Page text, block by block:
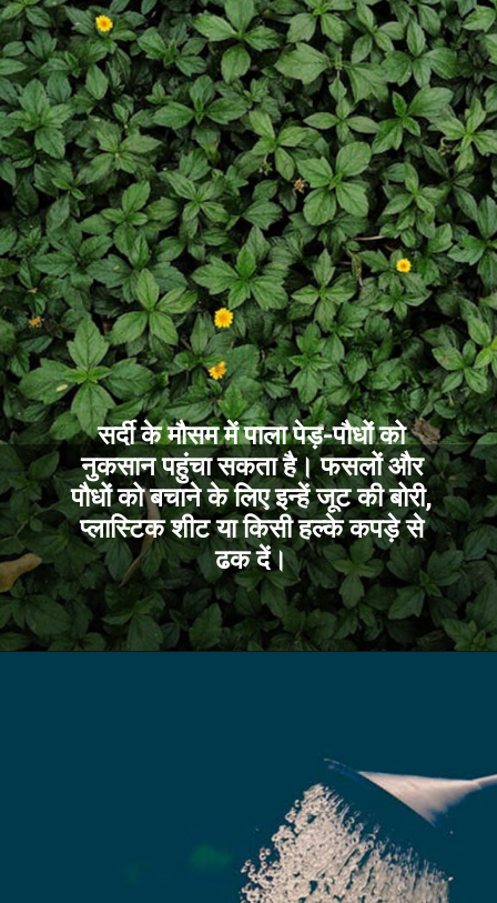
सर्दी के मौसम में पाला पेड़-पौधों को
नुकसान पहुंचा सकता है। फसलों और
पौधों को बचाने के लिए इन्हें जूट की बोरी,
प्लास्टिक शीट या किसी हल्के कपड़े से
ढक दें।